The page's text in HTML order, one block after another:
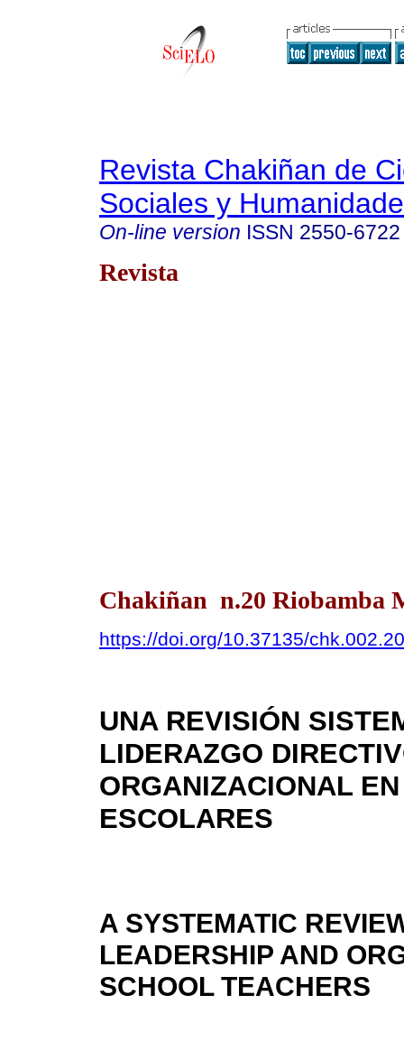
Revista Chakiñan de
Sociales y
On-line version ISSN 2550-6722
Revista
Chakiñan n.20 Riobamba
https://doi.org/10.37135/
UNA REVISIÓN
LIDERAZGO
ORGANIZACIONAL
ESCOLARES
A SYSTEMATIC
LEADERSHIP AND
SCHOOL TEACHERS